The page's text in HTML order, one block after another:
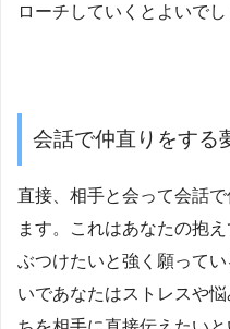
ローチしていくとよいでし
会話で仲直りをする
直接、相手と会って会話
ます。これはあなたの抱
ぶつけたいと強く願って
いであなたはストレスや